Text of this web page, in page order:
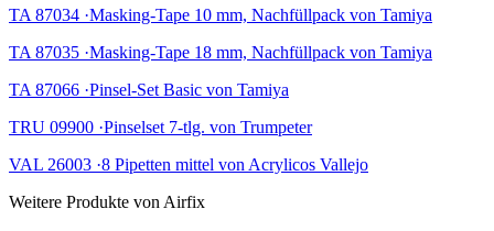
TA 87034 ·Masking-Tape 10 mm, Nachfüllpack von Tamiya
TA 87035 ·Masking-Tape 18 mm, Nachfüllpack von Tamiya
TA 87066 ·Pinsel-Set Basic von Tamiya
TRU 09900 ·Pinselset 7-tlg. von Trumpeter
VAL 26003 ·8 Pipetten mittel von Acrylicos Vallejo
Weitere Produkte von Airfix